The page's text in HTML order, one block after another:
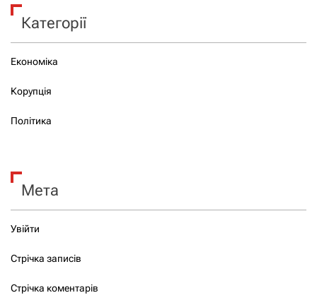
Категорії
Економіка
Корупція
Політика
Мета
Увійти
Стрічка записів
Стрічка коментарів